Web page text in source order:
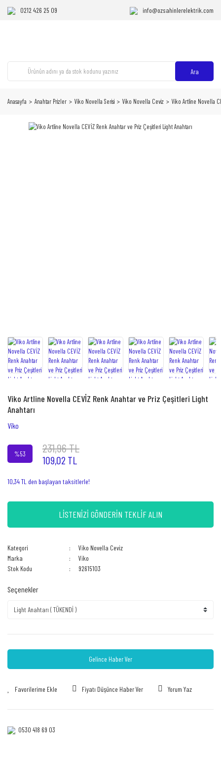
0212 426 25 09 info@ozsahinlerelektrik.com
Ara
Anasayfa Anahtar Prizler Viko Novella Serisi Viko Novella Ceviz Viko Artline Novella
Viko Artline Novella CEVİZ Renk Anahtar ve Priz Çeşitleri Light
Anahtarı
Viko
%53 231,96 TL
109,02 TL
10,34 TL den başlayan taksitlerle!
LİSTENİZİ GÖNDERİN TEKLİF ALIN
Kategori
Viko Novella Ceviz
Marka
Viko
Stok Kodu
92615103
Seçenekler
Gelince Haber Ver
Fiyatı Düşünce Haber Ver Yorum Yaz
0530 418 69 03‎‎